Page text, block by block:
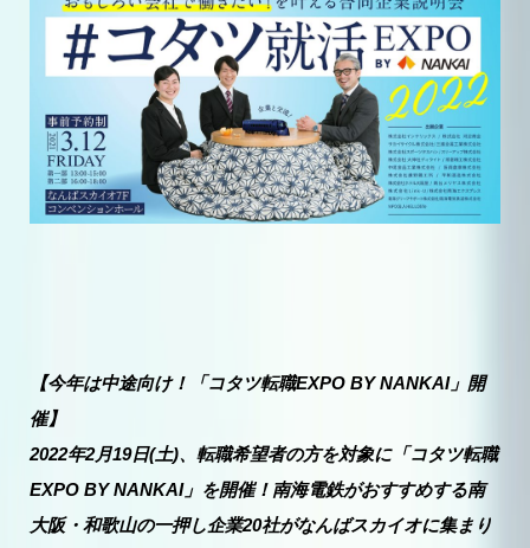
【今年は中途向け！「コタツ転職EXPO BY NANKAI」開
催】
2022年2月19日(土)、転職希望者の方を対象に「コタツ転職
EXPO BY NANKAI」を開催！南海電鉄がおすすめする南
大阪・和歌山の一押し企業20社がなんばスカイオに集まり